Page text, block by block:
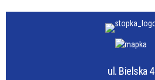
ul. Bielska 4